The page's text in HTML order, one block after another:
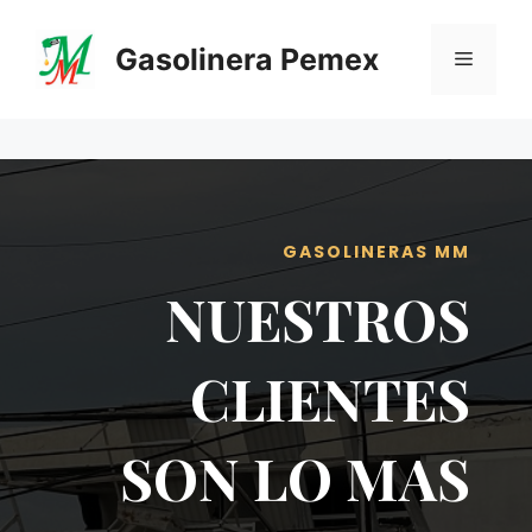
contenido
Gasolinera Pemex Menú
GASOLINERAS MM
NUESTROS
CLIENTES
SON LO MAS